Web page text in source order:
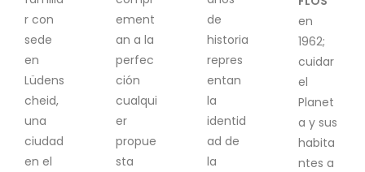
r con
sede
en
Lüdens
cheid,
una
ciudad
en el
ement
an a la
perfec
ción
cualqui
er
propue
sta
de
historia
repres
entan
la
identid
ad de
la
en
1962;
cuidar
el
Planet
a y sus
habita
ntes a